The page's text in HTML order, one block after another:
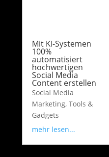
Mit KI-Systemen
100%
automatisiert
hochwertigen
Social Media
Content erstellen
Social Media
Marketing, Tools &
Gadgets
mehr lesen...